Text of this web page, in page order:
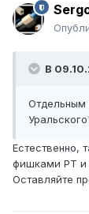
В
Отдельным
Естественно,
фишками РТ и
Оставляйте